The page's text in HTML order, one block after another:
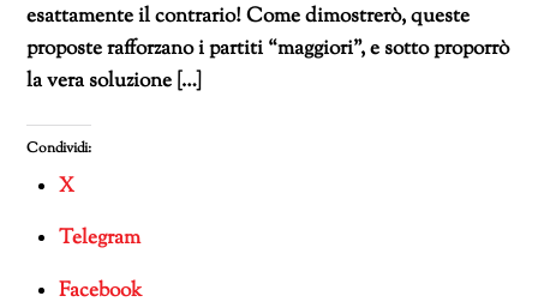
esattamente il contrario! Come dimostrerò, queste
proposte rafforzano i partiti “maggiori”, e sotto proporrò
la vera soluzione […]
Condividi:
X
Telegram
Facebook